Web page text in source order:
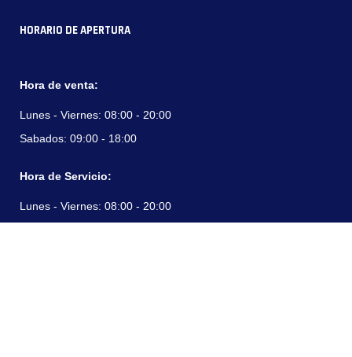
HORARIO DE APERTURA
Hora de venta:
Lunes - Viernes: 08:00 - 20:00
Sabados: 09:00 - 18:00
Hora de Servicio:
Lunes - Viernes: 08:00 - 20:00